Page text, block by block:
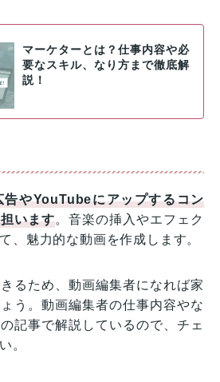
マーケターとは？仕事内容や必
要なスキル、なり方まで徹底解
説！
告やYouTubeにアップするコン
います。音楽の挿入やエフェク
、魅力的な動画を作成します。
るため、動画編集者になれば家
う。動画編集者の仕事内容やな
記事で解説しているので、チェ
。